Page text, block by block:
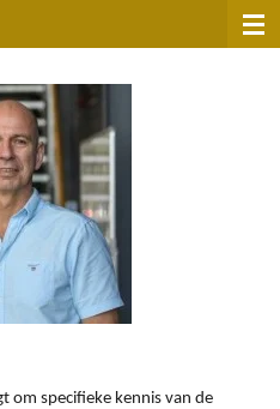
om specifieke kennis van de